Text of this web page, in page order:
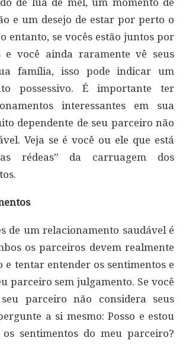
de lua de mel, um momento de
e um desejo de estar por perto o
entanto, se vocês estão juntos por
e você ainda raramente vê seus
família, isso pode indicar um
possessivo. É importante ter
interessantes ​​em sua
dependente de seu parceiro não
Veja se é você ou ele que está
as rédeas” da carruagem dos
de um relacionamento saudável é
os parceiros devem realmente
tentar entender os sentimentos e
parceiro sem julgamento. Se você
parceiro não considera seus
a si mesmo: Posso e estou
os sentimentos do meu parceiro?